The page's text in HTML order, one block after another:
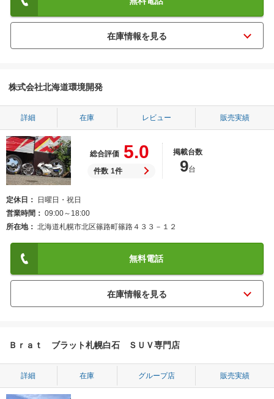
株式会社北海道環境開発
詳細 在庫 レビュー 販売実績
総合評価 5.0
件数 1件
掲載台数
9台
定休日
日曜日・祝日
営業時間
09:00～18:00
所在地
北海道札幌市北区篠路町篠路４３３－１２
無料電話
Ｂｒａｔ ブラット札幌白石 ＳＵＶ専門店
詳細 在庫 グループ店 販売実績